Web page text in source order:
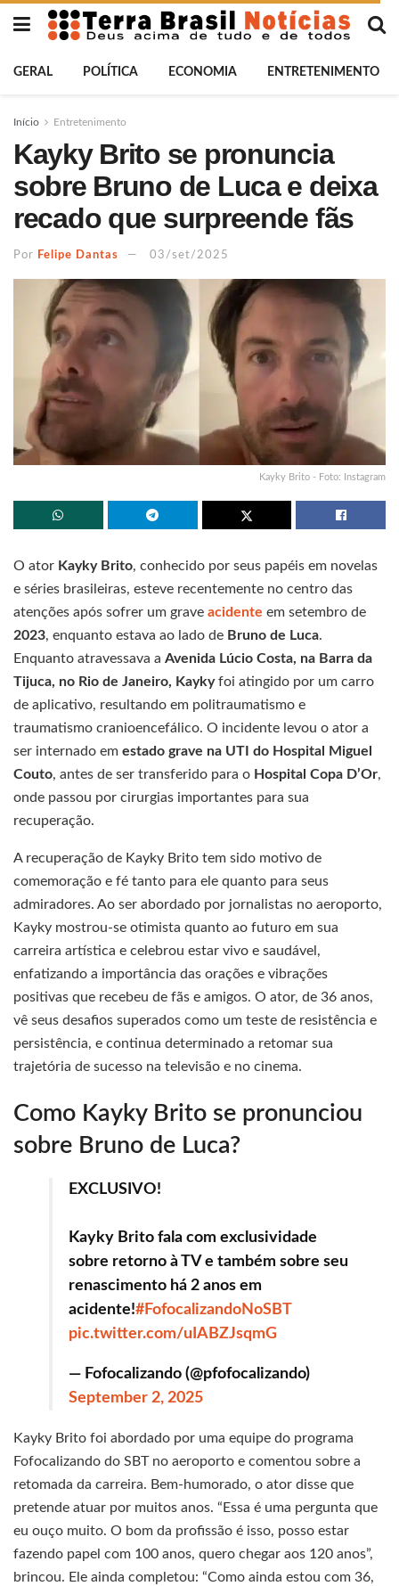
GERAL POLÍTICA ECONOMIA ENTRETENIMENTO
Início Entretenimento
Kayky Brito se pronuncia
sobre Bruno de Luca e deixa
recado que surpreende fãs
Por Felipe Dantas 03/set/2025
Kayky Brito - Foto: Instagram
O ator Kayky Brito, conhecido por seus papéis em novelas
e séries brasileiras, esteve recentemente no centro das
atenções após sofrer um grave acidente em setembro de
2023, enquanto estava ao lado de Bruno de Luca.
Enquanto atravessava a Avenida Lúcio Costa, na Barra da
Tijuca, no Rio de Janeiro, Kaykyfoi atingido por um carro
de aplicativo, resultando em politraumatismo e
traumatismo cranioencefálico. O incidente levou o ator a
ser internado em estado grave na UTI do Hospital Miguel
Couto, antes de ser transferido para o Hospital Copa D’Or,
onde passou por cirurgias importantes para sua
recuperação.
A recuperação de Kayky Brito tem sido motivo de
comemoração e fé tanto para ele quanto para seus
admiradores. Ao ser abordado por jornalistas no aeroporto,
Kayky mostrou-se otimista quanto ao futuro em sua
carreira artística e celebrou estar vivo e saudável,
enfatizando a importância das orações e vibrações
positivas que recebeu de fãs e amigos. O ator, de 36 anos,
vê seus desafios superados como um teste de resistência e
persistência, e continua determinado a retomar sua
trajetória de sucesso na televisão e no cinema.
Como Kayky Brito se pronunciou
sobre Bruno de Luca?
EXCLUSIVO!
Kayky Brito fala com exclusividade
sobre retorno à TV e também sobre seu
renascimento há 2 anos em
acidente!#FofocalizandoNoSBT
pic.twitter.com/uIABZJsqmG
— Fofocalizando (@pfofocalizando)
September 2, 2025
Kayky Brito foi abordado por uma equipe do programa
Fofocalizando do SBT no aeroporto e comentou sobre a
retomada da carreira. Bem-humorado, o ator disse que
pretende atuar por muitos anos. “Essa é uma pergunta que
eu ouço muito. O bom da profissão é isso, posso estar
fazendo papel com 100 anos, quero chegar aos 120 anos”,
brincou. Ele ainda completou: “Como ainda estou com 36,